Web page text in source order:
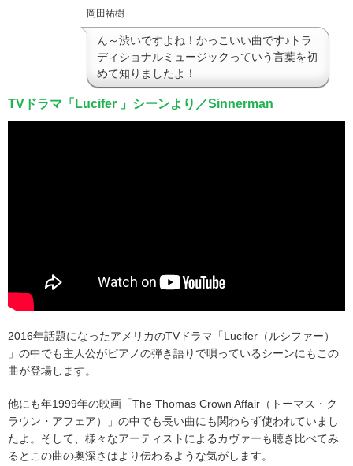
岡田祐樹
ん～渋いですよね！かっこいい曲です♪トラ
ディショナルミュージックっていう言葉を初
めて知りましたよ！
TVドラマ「Lucifer 」シーンより／Sinnerman
2016年話題になったアメリカのTVドラマ「Lucifer（ルシファー）
」の中でも主人公がピアノの弾き語りで唄っているシーンにもこの
曲が登場します。
他にも年1999年の映画「The Thomas Crown Affair（トーマス・ク
ラウン・アフェア）」の中でも長い曲にも関わらず使われていまし
たよ。そして、様々なアーティストによるカヴァーも聴き比べてみ
るとこの曲の奥深さはより伝わるような気がします。